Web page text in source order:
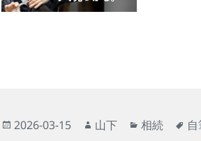
投
2026-03-15
作
山下
カ
相続
タ